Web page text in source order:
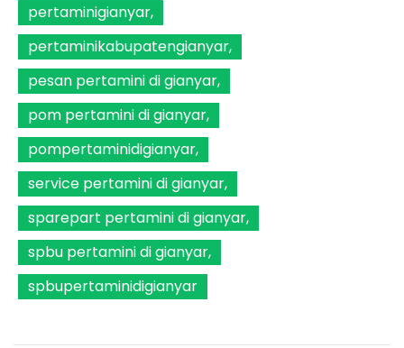
pertaminigianyar
pertaminikabupatengianyar
pesan pertamini di gianyar
pom pertamini di gianyar
pompertaminidigianyar
service pertamini di gianyar
sparepart pertamini di gianyar
spbu pertamini di gianyar
spbupertaminidigianyar